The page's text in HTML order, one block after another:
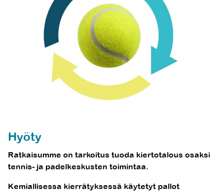
Hyöty
Ratkaisumme on tarkoitus tuoda kiertotalous osaksi
tennis- ja padelkeskusten toimintaa.
Kemiallisessa kierrätyksessä käytetyt pallot